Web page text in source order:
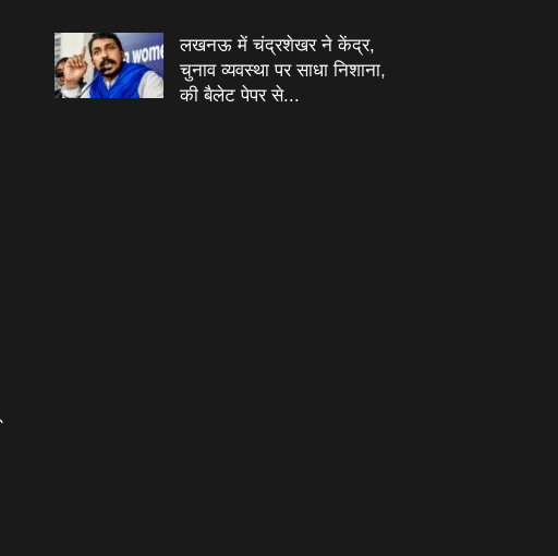
लखनऊ में चंद्रशेखर ने केंद्र,
चुनाव व्यवस्था पर साधा निशाना,
की बैलेट पेपर से...